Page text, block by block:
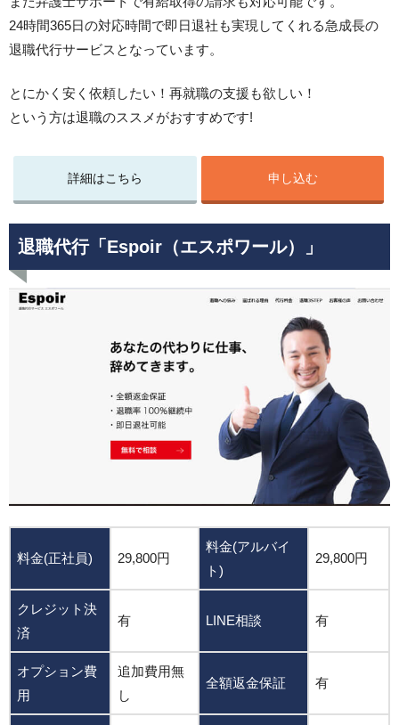
24時間365日の対応時間で即日退社も実現してくれる急成長の
退職代行サービスとなっています。
とにかく安く依頼したい！再就職の支援も欲しい！
という方は退職のススメがおすすめです!
詳細はこちら 申し込む
退職代行「Espoir（エスポワール）」
料金(正社員) 29,800円
料金(アルバイ
ト)
29,800円
クレジット決
済
有 LINE相談 有
オプション費
用
追加費用無
し
全額返金保証 有